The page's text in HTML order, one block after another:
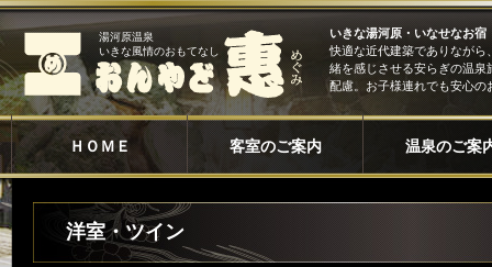
湯河原温泉
いきな風情のおもてなし
いきな湯河原・いなせなお
快適な近代建築でありながら
緒を感じさせる安らぎの温泉
配慮。お子様連れでも安心の
ＨＯＭＥ 客室のご案内 温泉のご案
洋室・ツイン